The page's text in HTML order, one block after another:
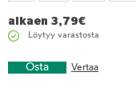
alkaen 3,79€
Löytyy varastosta
Osta Vertaa